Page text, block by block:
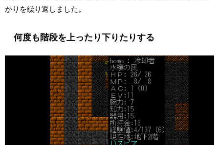
かりを繰り返しました。
何度も階段を上ったり下りたりする